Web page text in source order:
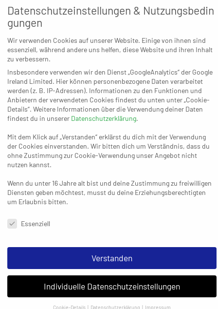
30. JANUAR 2025
Wer nur Spektakel kennt – und kein
Freitagskrimi
Ratingen gegen Essen
06. FEBRUAR 2025
Der Gipfel in Ratingen und der
Überall-Abstiegskampf
Datenschutzeinstellungen & Nutzungsbedin
gungen
Wir verwenden Cookies auf unserer Website. Einige von ihnen sind
essenziell, während andere uns helfen, diese Website und ihren Inhalt
zu verbessern.
Insbesondere verwenden wir den Dienst „GoogleAnalytics“ der Google
Ireland Limited. Hier können personenbezogene Daten verarbeitet
werden (z. B. IP-Adressen). Informationen zu den Funktionen und
Anbietern der verwendeten Cookies findest du unten unter „Cookie-
Details“. Weitere Informationen über die Verwendung deiner Daten
findest du in unserer Datenschutzerklärung.
Mit dem Klick auf „Verstanden“ erklärst du dich mit der Verwendung
der Cookies einverstanden. Wir bitten dich um Verständnis, dass du
ohne Zustimmung zur Cookie-Verwendung unser Angebot nicht
nutzen kannst.
Wenn du unter 16 Jahre alt bist und deine Zustimmung zu freiwilligen
Diensten geben möchtest, musst du deine Erziehungsberechtigten
um Erlaubnis bitten.
Datenschutzeinstellungen & Nutzungsbedingungen
Essenziell
Verstanden
Individuelle Datenschutzeinstellungen
Cookie-Details Datenschutzerklärung Impressum